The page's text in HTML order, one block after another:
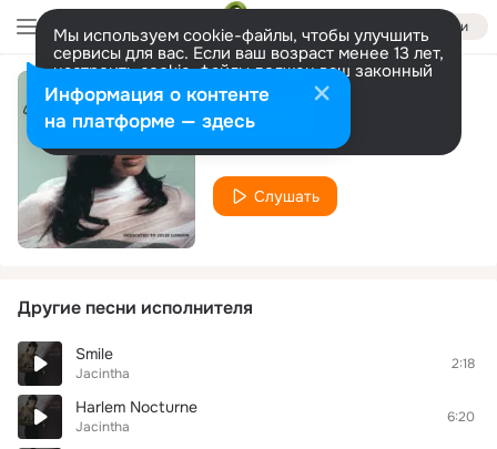
Войти
Мы используем cookie-файлы, чтобы улучшить
сервисы для вас. Если ваш возраст менее 13 лет,
настроить cookie-файлы должен ваш законный
представитель. Больше информации
Разрешить все Настроить
Light My Fire
Jacintha
Слушать
Другие песни исполнителя
Smile
Jacintha
2:18
Harlem Nocturne
Jacintha
6:20
Информация о контенте
на платформе — здесь